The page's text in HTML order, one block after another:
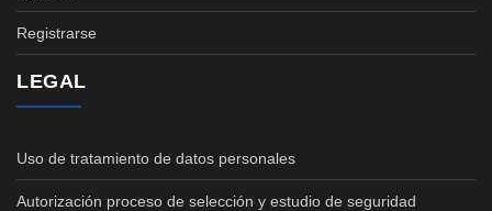
Registrarse
LEGAL
Uso de tratamiento de datos personales
Autorización proceso de selección y estudio de seguridad